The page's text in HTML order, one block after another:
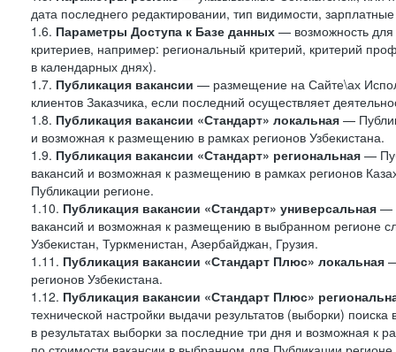
дата последнего редактировании, тип видимости,
1.6. Параметры Доступа к Базе данных — возможность
критериев, например: региональный критерий, критерий
в календарных днях).
1.7. Публикация вакансии — размещение на Сайте\ах
клиентов Заказчика, если последний осуществляет
1.8. Публикация вакансии «Стандарт» локальная —
и возможная к размещению в рамках регионов Узбекистана.
1.9. Публикация вакансии «Стандарт» региональная —
вакансий и возможная к размещению в рамках регионов
Публикации регионе.
1.10. Публикация вакансии «Стандарт» универсальная —
вакансий и возможная к размещению в выбранном регионе
Узбекистан, Туркменистан, Азербайджан, Грузия.
1.11. Публикация вакансии «Стандарт Плюс» локальная
регионов Узбекистана.
1.12. Публикация вакансии «Стандарт Плюс»
технической настройки выдачи результатов (выборки)
в результатах выборки за последние три дня и возможная к